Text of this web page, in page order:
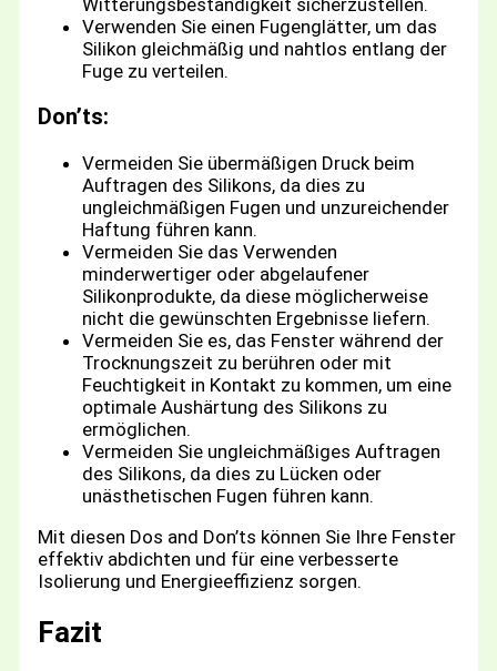
Witterungsbeständigkeit sicherzustellen.
Verwenden Sie einen Fugenglätter, um das
Silikon gleichmäßig und nahtlos entlang der
Fuge zu verteilen.
Don’ts:
Vermeiden Sie übermäßigen Druck beim
Auftragen des Silikons, da dies zu
ungleichmäßigen Fugen und unzureichender
Haftung führen kann.
Vermeiden Sie das Verwenden
minderwertiger oder abgelaufener
Silikonprodukte, da diese möglicherweise
nicht die gewünschten Ergebnisse liefern.
Vermeiden Sie es, das Fenster während der
Trocknungszeit zu berühren oder mit
Feuchtigkeit in Kontakt zu kommen, um eine
optimale Aushärtung des Silikons zu
ermöglichen.
Vermeiden Sie ungleichmäßiges Auftragen
des Silikons, da dies zu Lücken oder
unästhetischen Fugen führen kann.
Mit diesen Dos and Don’ts können Sie Ihre Fenster
effektiv abdichten und für eine verbesserte
Isolierung und Energieeffizienz sorgen.
Fazit